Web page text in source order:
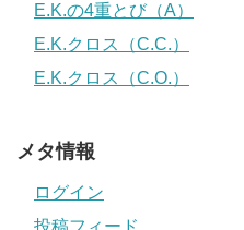
E.K.の4重とび（A）
E.K.クロス（C.C.）
E.K.クロス（C.O.）
メタ情報
ログイン